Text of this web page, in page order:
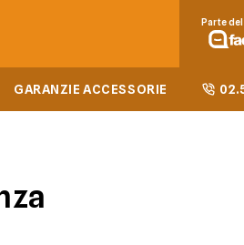
GARANZIE ACCESSORIE
Parte